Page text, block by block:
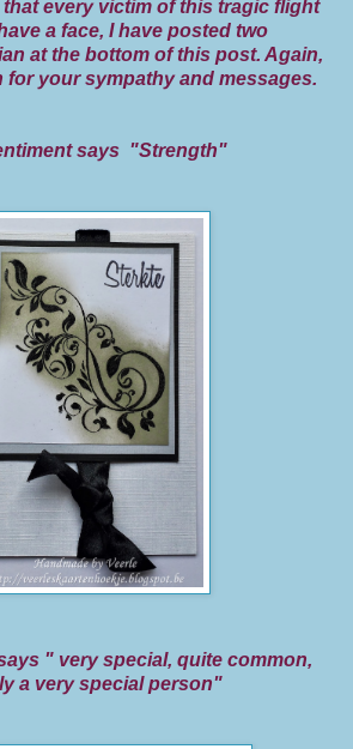
every victim of this tragic flight
a face, I have posted two
at the bottom of this post. Again,
your sympathy and messages.
says "Strength"
" very special, quite common,
a very special person"